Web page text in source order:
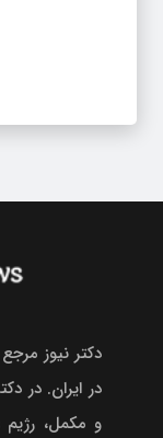
دکتر نیوز
در ایران. در
و مکمل،